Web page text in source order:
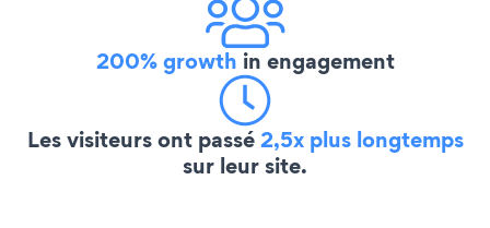
200% growth in engagement
Les visiteurs ont passé2,5x plus longtemps
sur leur site.